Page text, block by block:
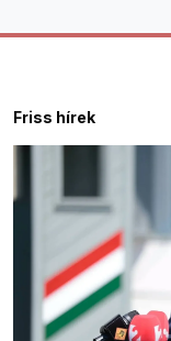
Friss hírek